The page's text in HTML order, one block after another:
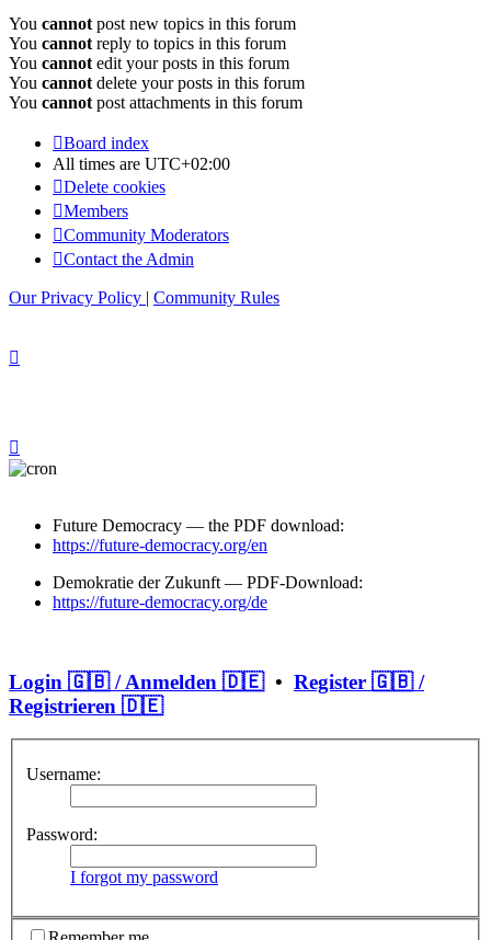
You cannot post new topics in this forum
You cannot reply to topics in this forum
You cannot edit your posts in this forum
You cannot delete your posts in this forum
You cannot post attachments in this forum
Board index
All times are UTC+02:00
Delete cookies
Members
Community Moderators
Contact the Admin
Our Privacy Policy | Community Rules
Future Democracy — the PDF download:
https://future-democracy.org/en
Demokratie der Zukunft — PDF-Download:
https://future-democracy.org/de
Login 🇬🇧 / Anmelden 🇩🇪• Register 🇬🇧 /
Registrieren 🇩🇪
Username:
Password:
I forgot my password